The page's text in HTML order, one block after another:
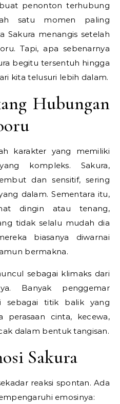
penonton terhubung
satu momen paling
Sakura menangis setelah
Tapi, apa sebenarnya
begitu tersentuh hingga
kita telusuri lebih dalam.
Hubungan
karakter yang memiliki
kompleks. Sakura,
dan sensitif, sering
dalam. Sementara itu,
dingin atau tenang,
tidak selalu mudah dia
biasanya diwarnai
bermakna.
sebagai klimaks dari
Banyak penggemar
sebagai titik balik yang
perasaan cinta, kecewa,
dalam bentuk tangisan.
Sakura
reaksi spontan. Ada
emosinya: